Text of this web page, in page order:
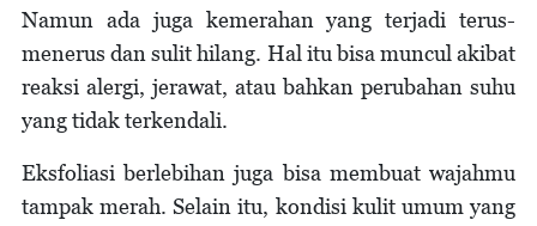
Namun ada juga kemerahan yang terjadi terus-
menerus dan sulit hilang. Hal itu bisa muncul akibat
reaksi alergi, jerawat, atau bahkan perubahan suhu
yang tidak terkendali.
Eksfoliasi berlebihan juga bisa membuat wajahmu
tampak merah. Selain itu, kondisi kulit umum yang